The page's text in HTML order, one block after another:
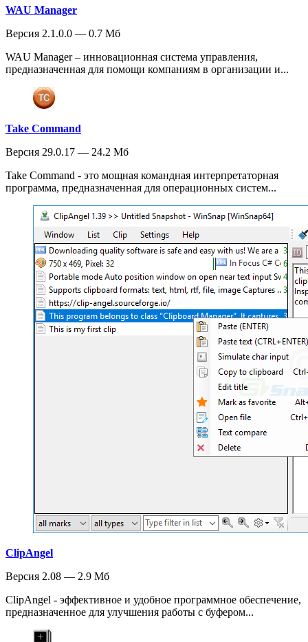
WAU Manager
Версия 2.1.0.0 — 0.7 Мб
WAU Manager – инновационная система управления,
предназначенная для помощи компаниям в организации и...
Take Command
Версия 29.0.17 — 24.2 Мб
Take Command - это мощная командная интерпретаторная
программа, предназначенная для операционных систем...
ClipAngel
Версия 2.08 — 2.9 Мб
ClipAngel - эффективное и удобное программное обеспечение,
предназначенное для улучшения работы с буфером...